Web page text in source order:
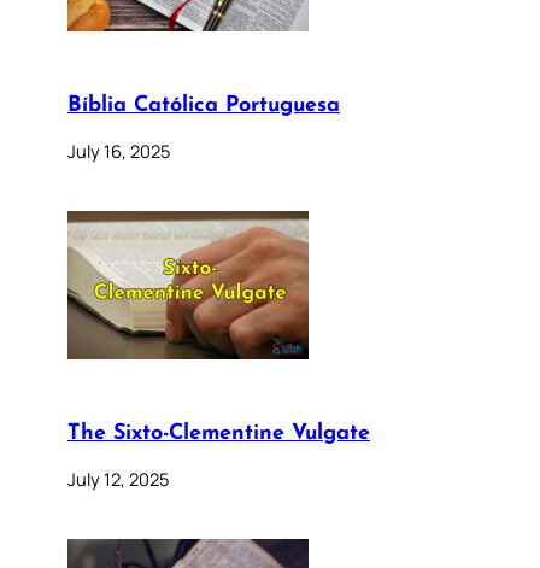
Bíblia Católica Portuguesa
July 16, 2025
The Sixto-Clementine Vulgate
July 12, 2025